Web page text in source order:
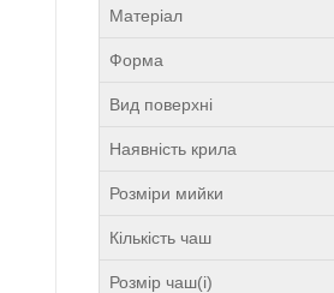
Матеріал
Форма
Вид поверхні
Наявність крила
Розміри мийки
Кількість чаш
Розмір чаш(і)